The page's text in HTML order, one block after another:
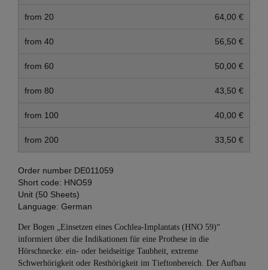
from 20 64,00 €
from 40 56,50 €
from 60 50,00 €
from 80 43,50 €
from 100 40,00 €
from 200 33,50 €
Order number DE011059
Short code: HNO59
Unit (50 Sheets)
Language: German
Der Bogen „Einsetzen eines Cochlea-Implantats (HNO 59)“
informiert über die Indikationen für eine Prothese in die
Hörschnecke: ein- oder beidseitige Taubheit, extreme
Schwerhörigkeit oder Resthörigkeit im Tieftonbereich. Der Aufbau